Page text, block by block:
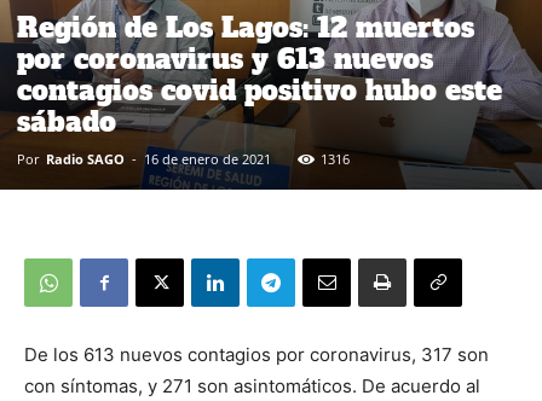
Región de Los Lagos: 12 muertos
por coronavirus y 613 nuevos
contagios covid positivo hubo este
sábado
Por Radio SAGO - 16 de enero de 2021 1316
De los 613 nuevos contagios por coronavirus, 317 son
con síntomas, y 271 son asintomáticos. De acuerdo al